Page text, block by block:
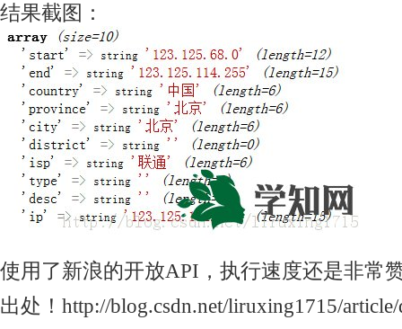
结果截图：
使用了新浪的开放API，执行速度还是非常
出处！http://blog.csdn.net/liruxing1715/